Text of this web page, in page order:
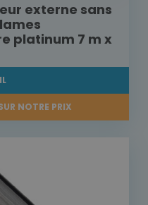
externe sans
platinum 7 m x
NOTRE PRIX